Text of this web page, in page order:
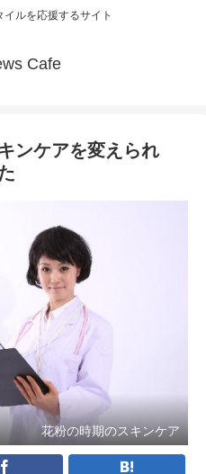
ルを応援するサイト
Cafe
ンケアを変えられ
花粉の時期のスキンケア